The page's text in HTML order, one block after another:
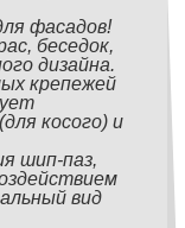
фасадов!
беседок,
дизайна.
крепежей
косого) и
шип-паз,
вид